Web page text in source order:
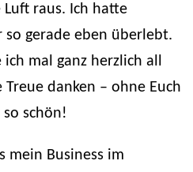
raus. Ich hatte
gerade eben überlebt.
mal ganz herzlich all
danken – ohne Euch
schön!
mein Business im